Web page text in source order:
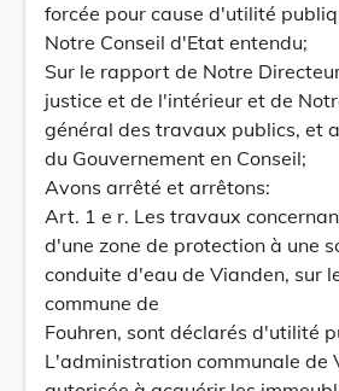
forcée pour cause d'utilité
Notre Conseil d'Etat entendu;
Sur le rapport de Notre
justice et de l'intérieur et de
général des travaux publics, et
du Gouvernement en Conseil;
Avons arrêté et arrêtons:
Art. 1 e r. Les travaux
d'une zone de protection à une
conduite d'eau de Vianden, sur
commune de
Fouhren, sont déclarés d'utilité
L'administration communale de